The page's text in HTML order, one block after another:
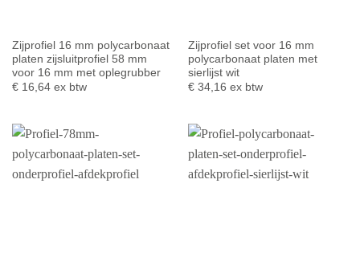
Zijprofiel 16 mm polycarbonaat
platen zijsluitprofiel 58 mm
voor 16 mm met oplegrubber
€16,64 ex btw
Zijprofiel set voor 16 mm
polycarbonaat platen met
sierlijst wit
€34,16 ex btw